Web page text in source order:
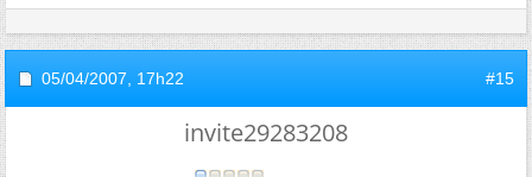
05/04/2007, 17h22 #15
invite29283208